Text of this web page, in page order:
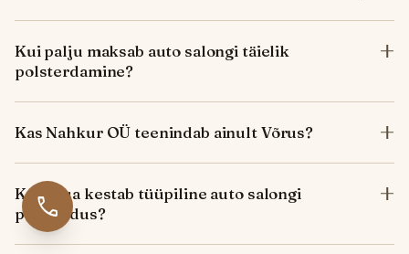
Kui palju maksab auto salongi täielik
polsterdamine?
Kas Nahkur OÜ teenindab ainult Võrus?
Kui kaua kestab tüüpiline auto salongi
polsterdus?
call